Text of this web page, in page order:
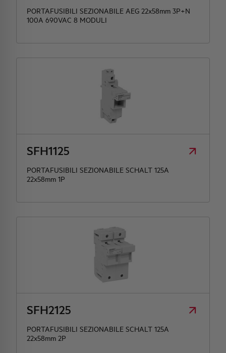
PORTAFUSIBILI SEZIONABILE AEG 22x58mm 3P+N
100A 690VAC 8 MODULI
SFH1125
PORTAFUSIBILI SEZIONABILE SCHALT 125A
22x58mm 1P
SFH2125
PORTAFUSIBILI SEZIONABILE SCHALT 125A
22x58mm 2P